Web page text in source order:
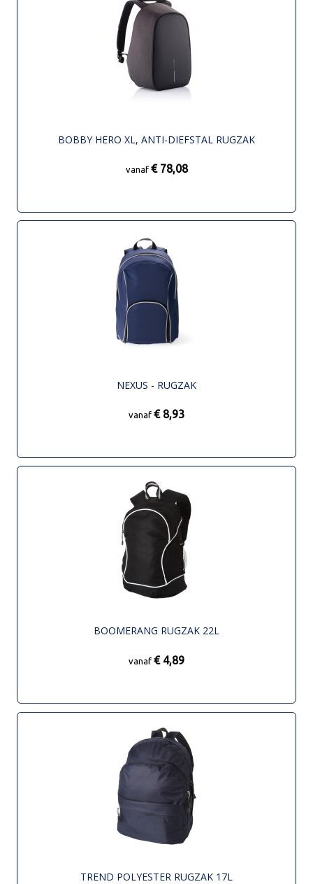
BOBBY HERO XL, ANTI-DIEFSTAL RUGZAK
vanaf € 78,08
NEXUS - RUGZAK
vanaf € 8,93
BOOMERANG RUGZAK 22L
vanaf € 4,89
TREND POLYESTER RUGZAK 17L